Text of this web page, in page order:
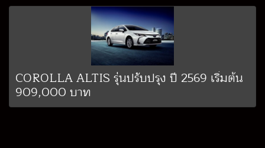
COROLLA ALTIS รุ่นปรับปรุง ปี 2569 เริ่มต้น
909,000 บาท